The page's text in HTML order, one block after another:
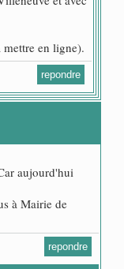
en ligne).
repondre
aujourd'hui
à Mairie de
repondre